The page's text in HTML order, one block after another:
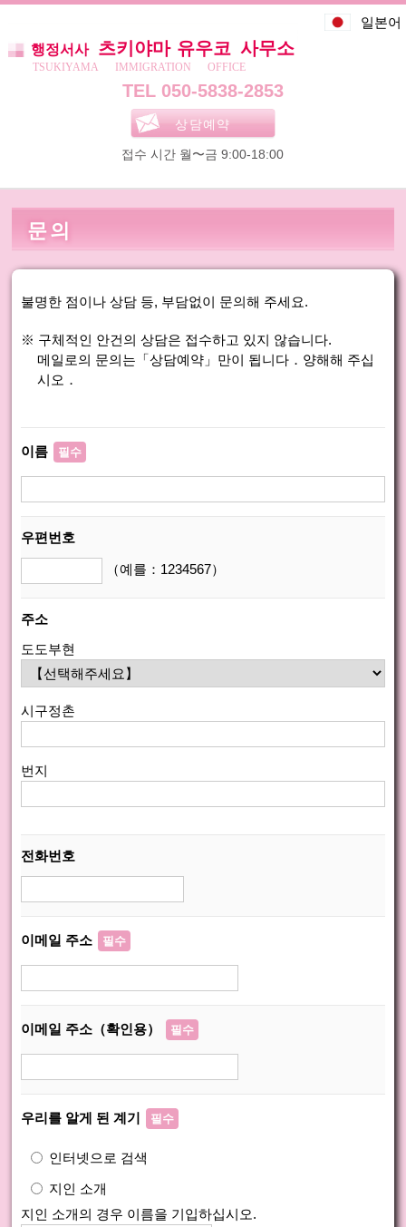
일본어
행정서사 츠키야마 유우코 사무소
TSUKIYAMA IMMIGRATION OFFICE
050-5838-2853
상담예약
접수 시간 월〜금 9:00-18:00
문의
불명한 점이나 상담 등, 부담없이 문의해 주세요.
구체적인 안건의 상담은 접수하고 있지 않습니다.
메일로의 문의는「상담예약」만이 됩니다．양해해 주십
시오．
이름 필수
우편번호
（예를：1234567）
주소
도도부현
시구정촌
번지
전화번호
이메일 주소 필수
이메일 주소（확인용） 필수
우리를 알게 된 계기 필수
인터넷으로 검색
지인 소개
지인 소개의 경우 이름을 기입하십시오.